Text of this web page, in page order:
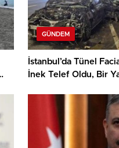
GÜNDEM
İstanbul’da Tünel
İnek Telef Oldu, Bir